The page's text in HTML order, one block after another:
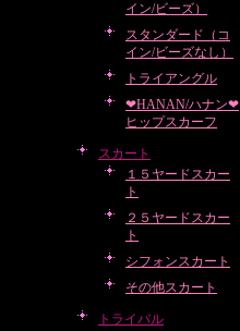
イン/ビーズ）
スタンダード（コ
イン/ビーズなし）
トライアングル
❤HANAN/ハナン❤
ヒップスカーフ
スカート
１５ヤードスカー
ト
２５ヤードスカー
ト
シフォンスカート
その他スカート
トライバル